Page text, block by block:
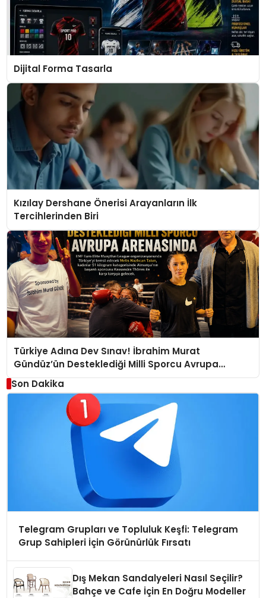
Dijital Forma Tasarla
Kızılay Dershane Önerisi Arayanların İlk
Tercihlerinden Biri
Türkiye Adına Dev Sınav! İbrahim Murat
Gündüz’ün Desteklediği Milli Sporcu Avrupa
Arenasında
Son Dakika
Telegram Grupları ve Topluluk Keşfi: Telegram
Grup Sahipleri İçin Görünürlük Fırsatı
Dış Mekan Sandalyeleri Nasıl Seçilir?
Bahçe ve Cafe İçin En Doğru Modeller